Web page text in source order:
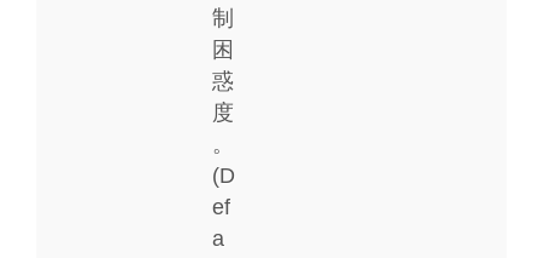
制
困
惑
度
。
(D
ef
a